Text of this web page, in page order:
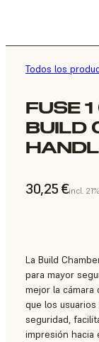
Todos los
FUSE
BUILD
30,25 €incl.
La Build
para mayor
mejor la cámara
que los
seguridad,
impresión hacia